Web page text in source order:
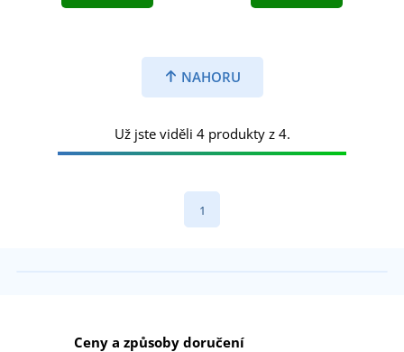
NAHORU
Už jste viděli 4 produkty z 4.
1
Ceny a způsoby doručení